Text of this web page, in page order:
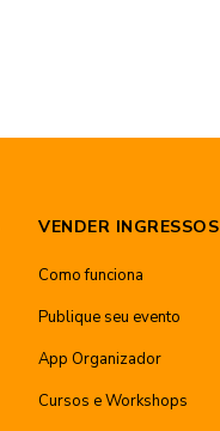
VENDER INGRESSOS
Como funciona
Publique seu evento
App Organizador
Cursos e Workshops